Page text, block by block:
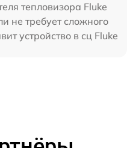
тепловизора Fluke
не требует сложного
устройство в сц Fluke